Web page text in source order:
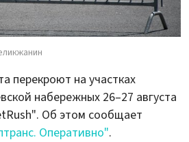
перекроют на участках
набережных 26–27 августа
Об этом сообщает
Оперативно".